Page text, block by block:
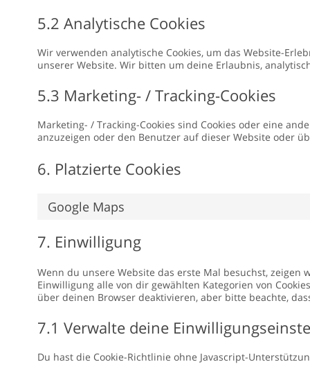
5.2 Analytische Cookies
Wir verwenden analytische Cookies, um das Website-
unserer Website. Wir bitten um deine Erlaubnis,
5.3 Marketing- / Tracking-Cookies
Marketing- / Tracking-Cookies sind Cookies oder eine
anzuzeigen oder den Benutzer auf dieser Website oder
6. Platzierte Cookies
Google Maps
7. Einwilligung
Wenn du unsere Website das erste Mal besuchst, zeigen
Einwilligung alle von dir gewählten Kategorien von
über deinen Browser deaktivieren, aber bitte beachte,
7.1 Verwalte deine
Du hast die Cookie-Richtlinie ohne Javascript-